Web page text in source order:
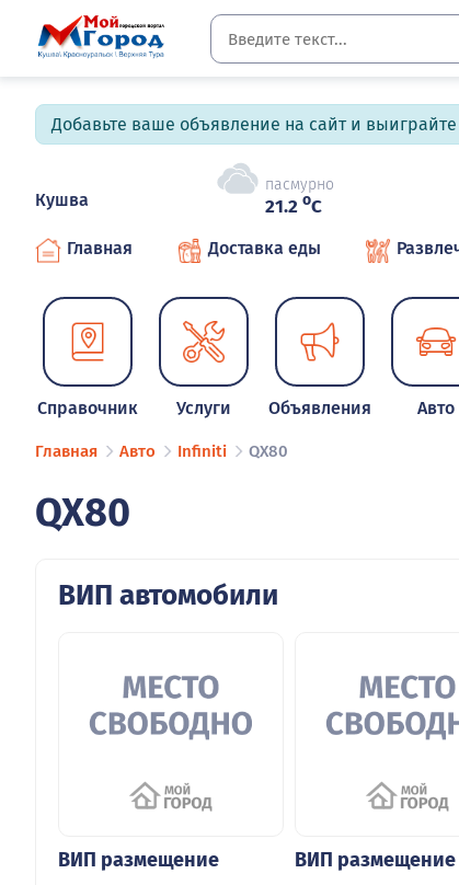
Добавьте ваше объявление на сайт и
Кушва
пасмурно
21.2 oC
Главная Доставка еды
Справочник Услуги Объявления Авто
Главная Авто Infiniti QX80
QX80
ВИП автомобили
ВИП размещение ВИП размещение